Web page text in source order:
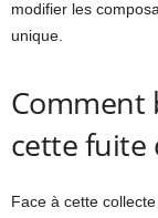
modifier les
unique.
Comment
cette fuite
Face à cette